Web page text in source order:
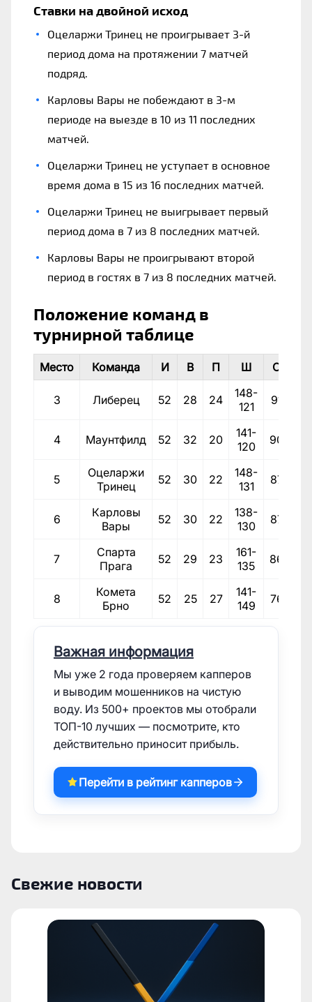
Ставки на двойной исход
Оцеларжи Тринец не проигрывает 3-й
период дома на протяжении 7 матчей
подряд.
Карловы Вары не побеждают в 3-м
периоде на выезде в 10 из 11 последних
матчей.
Оцеларжи Тринец не уступает в основное
время дома в 15 из 16 последних матчей.
Оцеларжи Тринец не выигрывает первый
период дома в 7 из 8 последних матчей.
Карловы Вары не проигрывают второй
период в гостях в 7 из 8 последних матчей.
Положение команд в
турнирной таблице
Место Команда И В П Ш О
3 Либерец 52 28 24
148-
121
91
4 Маунтфилд 52 32 20
141-
120
90
5
Оцеларжи
Тринец
52 30 22
148-
131
87
6
Карловы
Вары
52 30 22
138-
130
87
7
Спарта
Прага
52 29 23
161-
135
86
8
Комета
Брно
52 25 27
141-
149
76
Важная информация
Мы уже 2 года проверяем капперов
и выводим мошенников на чистую
воду. Из 500+ проектов мы отобрали
ТОП-10 лучших — посмотрите, кто
действительно приносит прибыль.
Перейти в рейтинг капперов
Свежие новости